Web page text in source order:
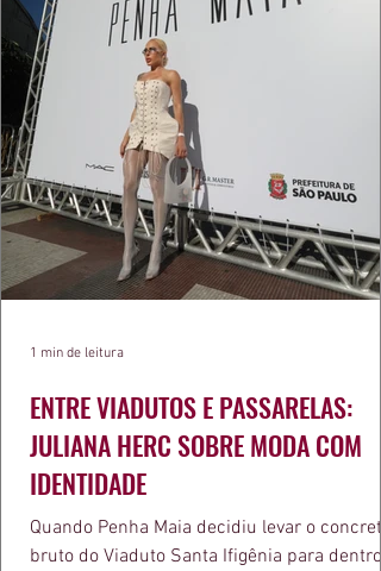
ENTRE VIADUTOS E PASSARELAS:
JULIANA HERC SOBRE MODA COM
IDENTIDADE
Quando Penha Maia decidiu levar o concreto
bruto do Viaduto Santa Ifigênia para dentro
1 min de leitura